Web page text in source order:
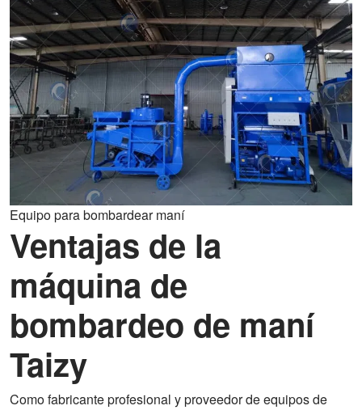
Equipo para bombardear maní
Ventajas de la
máquina de
bombardeo de maní
Taizy
Como fabricante profesional y proveedor de equipos de